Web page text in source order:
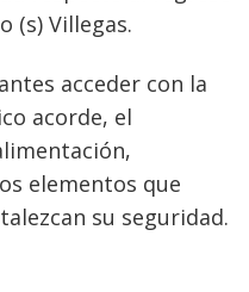
(s) Villegas.
acceder con la
acorde, el
elementos que
su seguridad.